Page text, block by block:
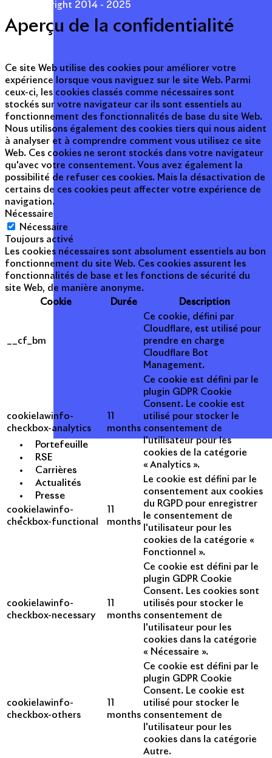
Portefeuille
RSE
Carrières
Actualités
Presse
© Copyright 2014 - 2025
Aperçu de la confidentialité
Ce site Web utilise des cookies pour améliorer votre
expérience lorsque vous naviguez sur le site Web. Parmi
ceux-ci, les cookies classés comme nécessaires sont
stockés sur votre navigateur car ils sont essentiels au
fonctionnement des fonctionnalités de base du site Web.
Nous utilisons également des cookies tiers qui nous aident
à analyser et à comprendre comment vous utilisez ce site
Web. Ces cookies ne seront stockés dans votre navigateur
qu'avec votre consentement. Vous avez également la
possibilité de refuser ces cookies. Mais la désactivation de
certains de ces cookies peut affecter votre expérience de
navigation.
Nécessaire
Nécessaire
Toujours activé
Les cookies nécessaires sont absolument essentiels au bon
fonctionnement du site Web. Ces cookies assurent les
fonctionnalités de base et les fonctions de sécurité du
site Web, de manière anonyme.
Cookie
Durée Description
__cf_bm
Ce cookie, défini par
Cloudflare, est utilisé pour
prendre en charge
Cloudflare Bot
Management.
cookielawinfo-
checkbox-analytics
months
Ce cookie est défini par le
plugin GDPR Cookie
Consent. Le cookie est
utilisé pour stocker le
consentement de
l'utilisateur pour les
cookies de la catégorie
« Analytics ».
cookielawinfo-
checkbox-functional
months
Le cookie est défini par le
consentement aux cookies
du RGPD pour enregistrer
le consentement de
l'utilisateur pour les
cookies de la catégorie «
Fonctionnel ».
cookielawinfo-
checkbox-necessary
months
Ce cookie est défini par le
plugin GDPR Cookie
Consent. Les cookies sont
utilisés pour stocker le
consentement de
l'utilisateur pour les
cookies dans la catégorie
« Nécessaire ».
cookielawinfo-
checkbox-others
months
Ce cookie est défini par le
plugin GDPR Cookie
Consent. Le cookie est
utilisé pour stocker le
consentement de
l'utilisateur pour les
cookies dans la catégorie
Autre.